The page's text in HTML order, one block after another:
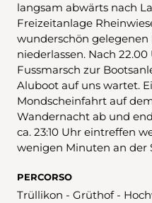
langsam abwärts nach
Freizeitanlage
wunderschön
niederlassen. Nach
Fussmarsch zur
Aluboot auf uns wartet.
Mondscheinfahrt auf
Wandernacht ab und
ca. 23:10 Uhr eintreffen
wenigen Minuten an der
PERCORSO
Trüllikon - Grüthof -